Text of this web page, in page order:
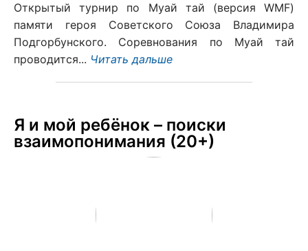
Открытый турнир по Муай тай (версия WMF)
памяти героя Советского Союза Владимира
Подгорбунского. Соревнования по Муай тай
проводится... Читать дальше
Я и мой ребёнок – поиски
взаимопонимания (20+)